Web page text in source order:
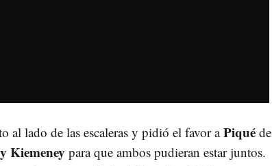
al lado de las escaleras y pidió el favor aPiqué de
Kiemeney para que ambos pudieran estar juntos.